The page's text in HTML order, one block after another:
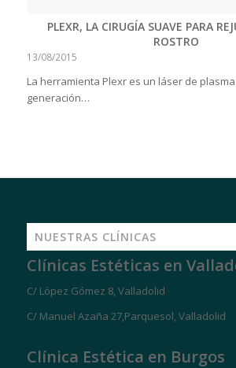
PLEXR, LA CIRUGÍA SUAVE PARA
ROSTRO
13/08/2015
La herramienta Plexr es un láser de
generación…
NUESTRAS CLÍNICAS
Clínicas Estéticas en
C/ López Gómez 8, Valladolid
C/ Manuel Azaña 27,Parquesol, Valladolid
Clínica Estética en Burgos